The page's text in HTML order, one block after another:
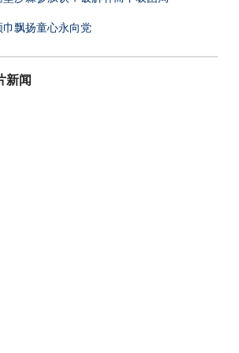
巾飘扬童心永向党
新闻